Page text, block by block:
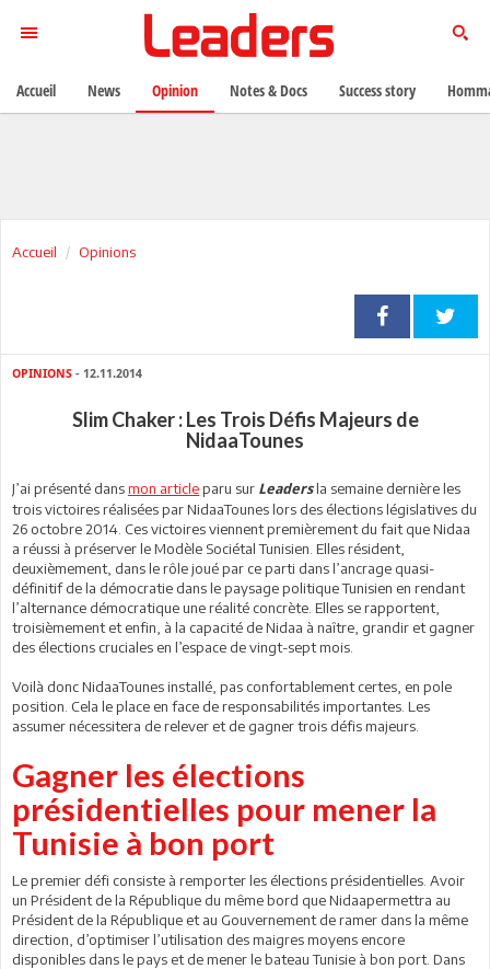
Accueil Opinions
OPINIONS - 12.11.2014
Slim Chaker : Les Trois Défis Majeurs de
NidaaTounes
J’ai présenté dansmon articleparu sur Leadersla semaine dernière les
trois victoires réalisées par NidaaTounes lors des élections législatives du
26 octobre 2014. Ces victoires viennent premièrement du fait que Nidaa
a réussi à préserver le Modèle Sociétal Tunisien. Elles résident,
deuxièmement, dans le rôle joué par ce parti dans l’ancrage quasi-
définitif de la démocratie dans le paysage politique Tunisien en rendant
l’alternance démocratique une réalité concrète. Elles se rapportent,
troisièmement et enfin, à la capacité de Nidaa à naître, grandir et gagner
des élections cruciales en l’espace de vingt-sept mois.
Voilà donc NidaaTounes installé, pas confortablement certes, en pole
position. Cela le place en face de responsabilités importantes. Les
assumer nécessitera de relever et de gagner trois défis majeurs.
Gagner les élections
présidentielles pour mener la
Tunisie à bon port
Le premier défi consiste à remporter les élections présidentielles. Avoir
un Président de la République du même bord que Nidaapermettra au
Président de la République et au Gouvernement de ramer dans la même
direction, d’optimiser l’utilisation des maigres moyens encore
disponibles dans le pays et de mener le bateau Tunisie à bon port. Dans
Accueil News Opinion Notes & Docs Success story